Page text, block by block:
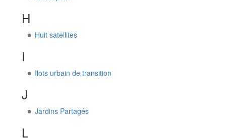
H
Huit satellites
I
Ilots urbain de transition
J
Jardins Partagés
L